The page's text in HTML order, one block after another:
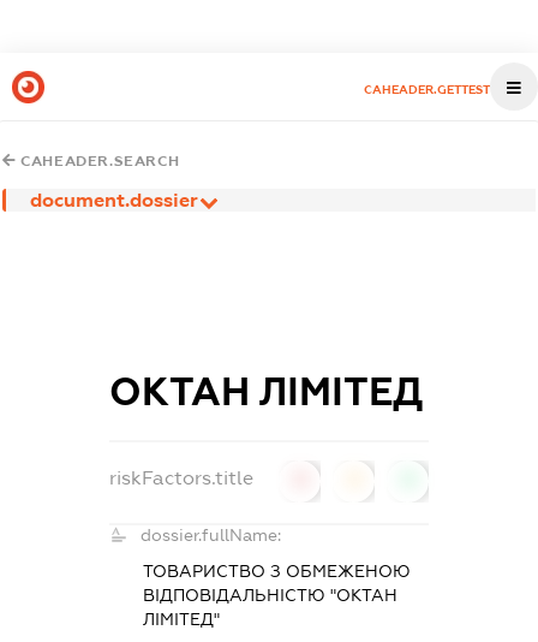
CAHEADER.GETTEST
CAHEADER.SEARCH
document.dossier
ОКТАН ЛІМІТЕД
riskFactors.title
dossier.fullName:
ТОВАРИСТВО З ОБМЕЖЕНОЮ
ВІДПОВІДАЛЬНІСТЮ "ОКТАН
ЛІМІТЕД"